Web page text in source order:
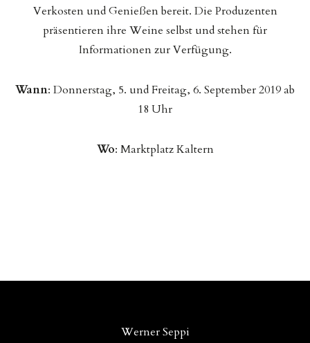
Verkosten und Genießen bereit. Die Produzenten
präsentieren ihre Weine selbst und stehen für
Informationen zur Verfügung.
Wann: Donnerstag, 5. und Freitag, 6. September 2019 ab
18 Uhr
Wo: Marktplatz Kaltern
Werner Seppi